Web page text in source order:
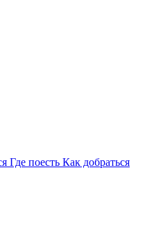
Где поесть Как добраться